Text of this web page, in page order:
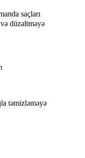
saçları
düzəltməyə
təmizləməyə